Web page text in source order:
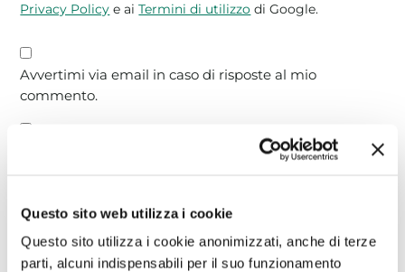
Questo sito web utilizza i cookie
Questo sito utilizza i cookie anonimizzati, anche di terze
parti, alcuni indispensabili per il suo funzionamento
Privacy Policy e aiTermini di utilizzo di Google.
Avvertimi via email in caso di risposte al mio
commento.
Avvertimi via email alla pubblicazione di un nuovo